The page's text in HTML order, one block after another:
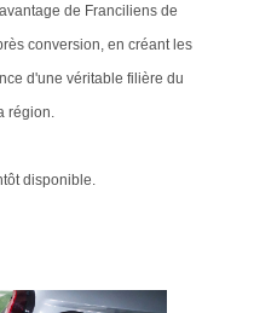
de Franciliens de
conversion, en créant les
d'une véritable filière du
région.
disponible.